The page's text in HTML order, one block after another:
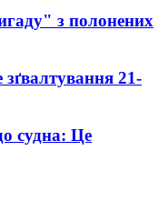
з полонених
21-
судна: Це